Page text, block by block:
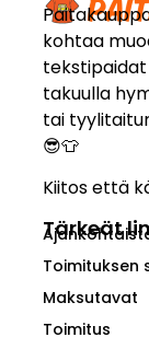
kohtaa
takuulla
tai
😎👕
Kiitos että
Tärkeät
Toimituksen
Maksutavat
Toimitus